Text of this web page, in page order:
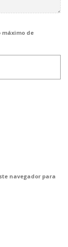
máximo de
navegador para